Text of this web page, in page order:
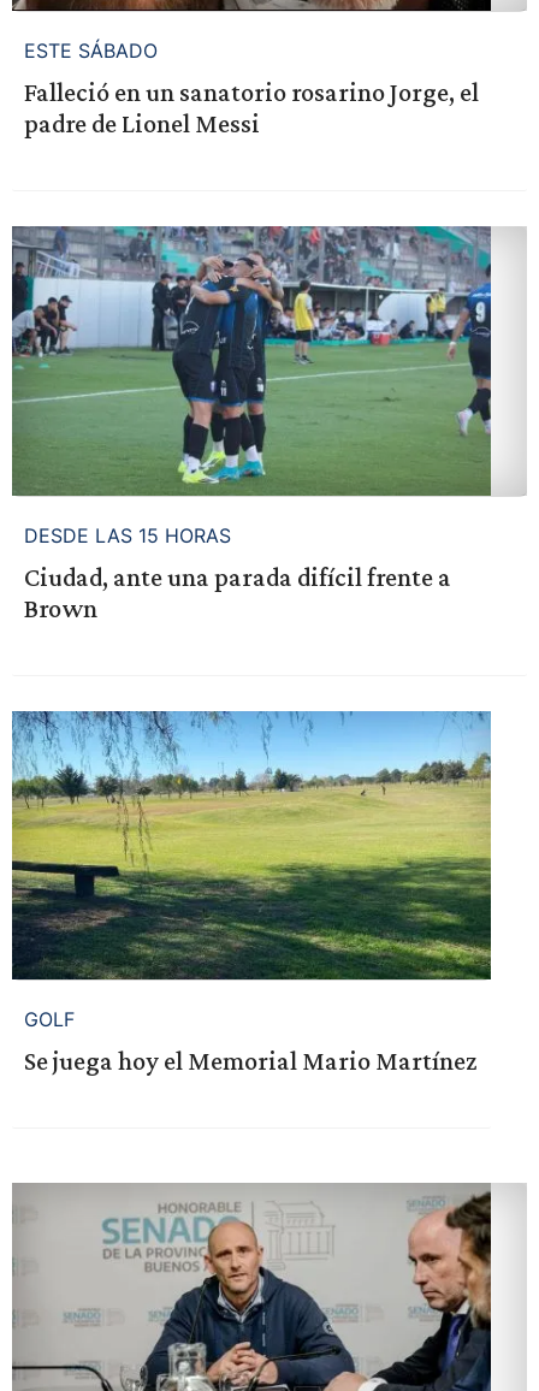
ESTE SÁBADO
Falleció en un sanatorio rosarino Jorge, el
padre de Lionel Messi
DESDE LAS 15 HORAS
Ciudad, ante una parada difícil frente a
Brown
GOLF
Se juega hoy el Memorial Mario Martínez